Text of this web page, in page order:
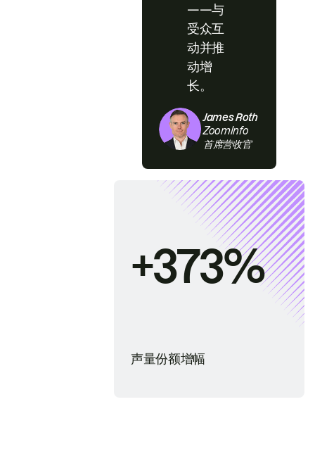
——与
受众互
动并推
动增
长。
James Roth
ZoomInfo
首席营收官
+373%
声量份额增幅